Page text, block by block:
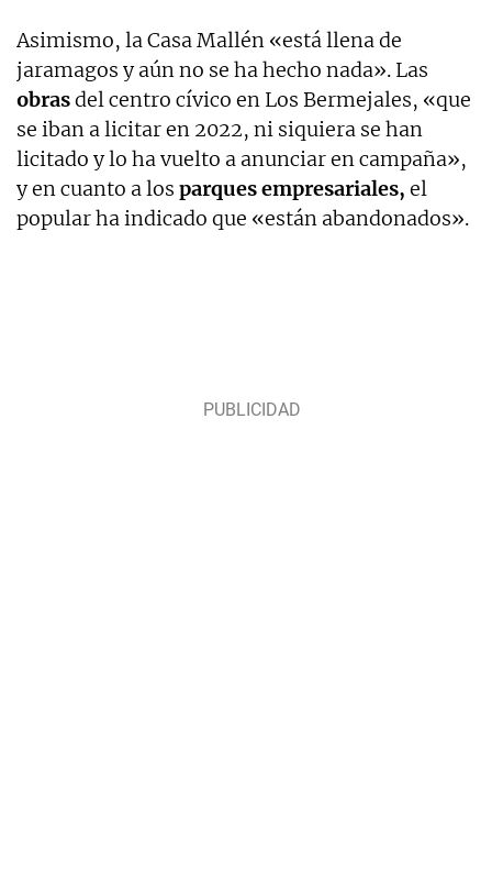
Asimismo, la Casa Mallén «está llena de
jaramagos y aún no se ha hecho nada». Las
obrasdel centro cívico en Los Bermejales, «que
se iban a licitar en 2022, ni siquiera se han
licitado y lo ha vuelto a anunciar en campaña»,
y en cuanto a los parques empresariales, el
popular ha indicado que «están abandonados».